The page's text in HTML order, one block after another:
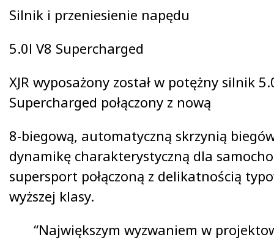
Silnik i przeniesienie napędu
5.0l V8 Supercharged
XJR wyposażony został w potężny silnik
Supercharged połączony z nową
8-biegową, automatyczną skrzynią
dynamikę charakterystyczną dla
supersport połączoną z delikatnością
wyższej klasy.
“Największym wyzwaniem w